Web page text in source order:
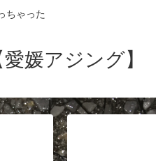
ちゃった
媛アジング】